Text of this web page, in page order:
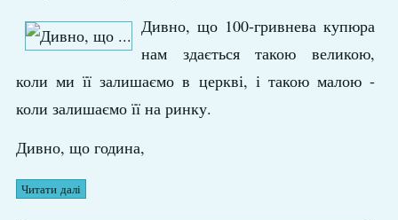
Дивно, що 100-гривнева купюра
нам здається такою великою,
коли ми її залишаємо в церкві, і такою малою -
коли залишаємо її на ринку.
Дивно, що година,
Читати далі